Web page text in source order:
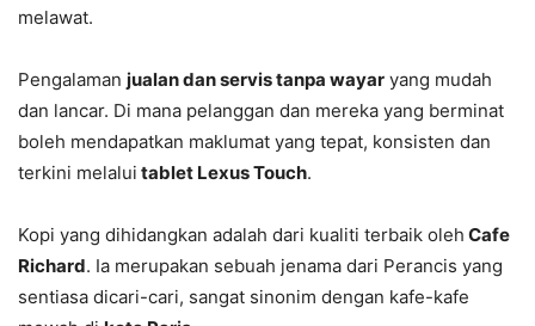
melawat.
Pengalaman jualan dan servis tanpa wayar yang mudah
dan lancar. Di mana pelanggan dan mereka yang berminat
boleh mendapatkan maklumat yang tepat, konsisten dan
terkini melalui tablet Lexus Touch.
Kopi yang dihidangkan adalah dari kualiti terbaik oleh Cafe
Richard. Ia merupakan sebuah jenama dari Perancis yang
sentiasa dicari-cari, sangat sinonim dengan kafe-kafe